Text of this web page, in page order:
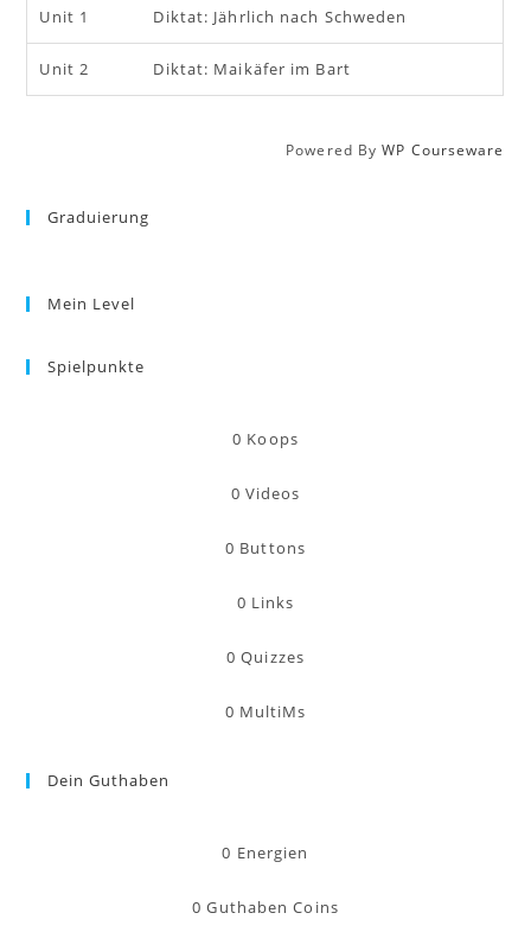
Unit 1 Diktat: Jährlich nach Schweden
Unit 2 Diktat: Maikäfer im Bart
Powered ByWP Courseware
Graduierung
Mein Level
Spielpunkte
0 Koops
0 Videos
0 Buttons
0 Links
0 Quizzes
0 MultiMs
Dein Guthaben
0 Energien
0 Guthaben Coins